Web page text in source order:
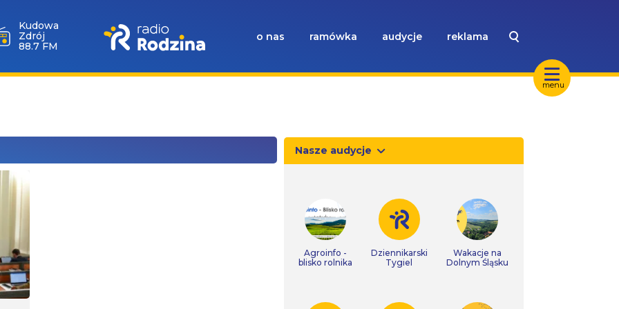
menu
Kudowa
Zdrój
88.7 FM
o nas ramówka audycje reklama
Nasze audycje
Agroinfo -
blisko rolnika
Dziennikarski
Tygiel
Wakacje na
Dolnym Śląsku